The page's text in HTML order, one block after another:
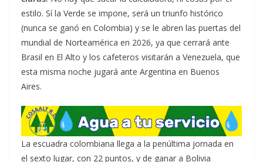
estilo. Sí la Verde se impone, será un triunfo histórico
(nunca se ganó en Colombia) y se le abren las puertas del
mundial de Norteamérica en 2026, ya que cerrará ante
Brasil en El Alto y los cafeteros visitarán a Venezuela, que
esta misma noche jugará ante Argentina en Buenos
Aires.
La escuadra colombiana llega a la penúltima jornada en
el sexto lugar, con 22 puntos, y de ganar a Bolivia